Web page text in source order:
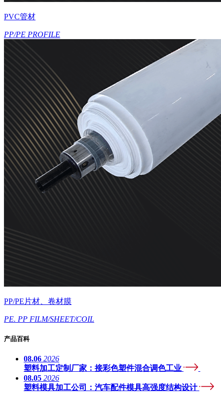
PVC管材
PP/PE PROFILE
PP/PE片材、卷材膜
PE. PP FILM/SHEET/COIL
产品百科
08.06 2026
塑料加工定制厂家：接彩色塑件混合调色工业
08.05 2026
塑料模具加工公司：汽车配件模具高强度结构设计